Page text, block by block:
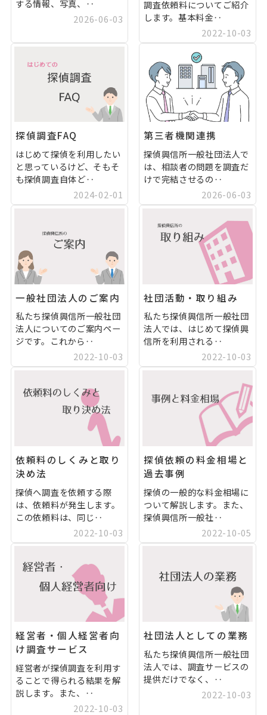
する情報、写真、‥
2026-06-03
調査依頼料についてご紹介
します。基本料金‥
2022-10-03
探偵調査FAQ
はじめて探偵を利用したい
と思っているけど、そもそ
も探偵調査自体ど‥
2024-02-01
第三者機関連携
探偵興信所一般社団法人で
は、相談者の問題を調査だ
けで完結させるの‥
2026-06-03
一般社団法人のご案内
私たち探偵興信所一般社団
法人についてのご案内ペー
ジです。これから‥
2022-10-03
社団活動・取り組み
私たち探偵興信所一般社団
法人では、はじめて探偵興
信所を利用される‥
2022-10-03
依頼料のしくみと取り
決め法
探偵へ調査を依頼する際
は、依頼料が発生します。
この依頼料は、同じ‥
2022-10-03
探偵依頼の料金相場と
過去事例
探偵の一般的な料金相場に
ついて解説します。また、
探偵興信所一般社‥
2022-10-05
経営者・個人経営者向
け調査サービス
経営者が探偵調査を利用す
ることで得られる結果を解
説します。また、‥
2022-10-03
社団法人としての業務
私たち探偵興信所一般社団
法人では、調査サービスの
提供だけでなく、‥
2022-10-03